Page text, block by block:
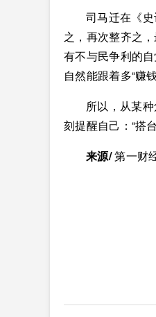
司马迁在《
之，再次整齐之
有不与民争利的
自然能跟着多“赚
所以，从某种
刻提醒自己：“搭
来源/第一财